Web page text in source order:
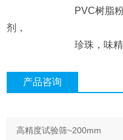
PVC树脂粉粒、
剂，
珍珠，味精粉，鱼
产品咨询